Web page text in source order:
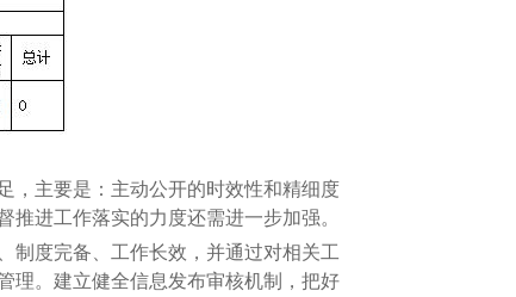
主要是：主动公开的时效性和精细度
进工作落实的力度还需进一步加强。
度完备、工作长效，并通过对相关工
理。建立健全信息发布审核机制，把好